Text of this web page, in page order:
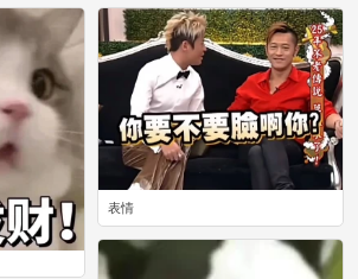
表情
0